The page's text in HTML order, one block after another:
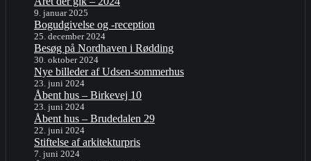
9. januar 2025
Bogudgivelse og -reception
25. december 2024
Besøg på Nordhaven i Rødding
30. oktober 2024
Nye billeder af Udsen-sommerhus
23. juni 2024
Åbent hus – Birkevej 10
23. juni 2024
Åbent hus – Brudedalen 29
22. juni 2024
Stiftelse af arkitekturpris
7. juni 2024